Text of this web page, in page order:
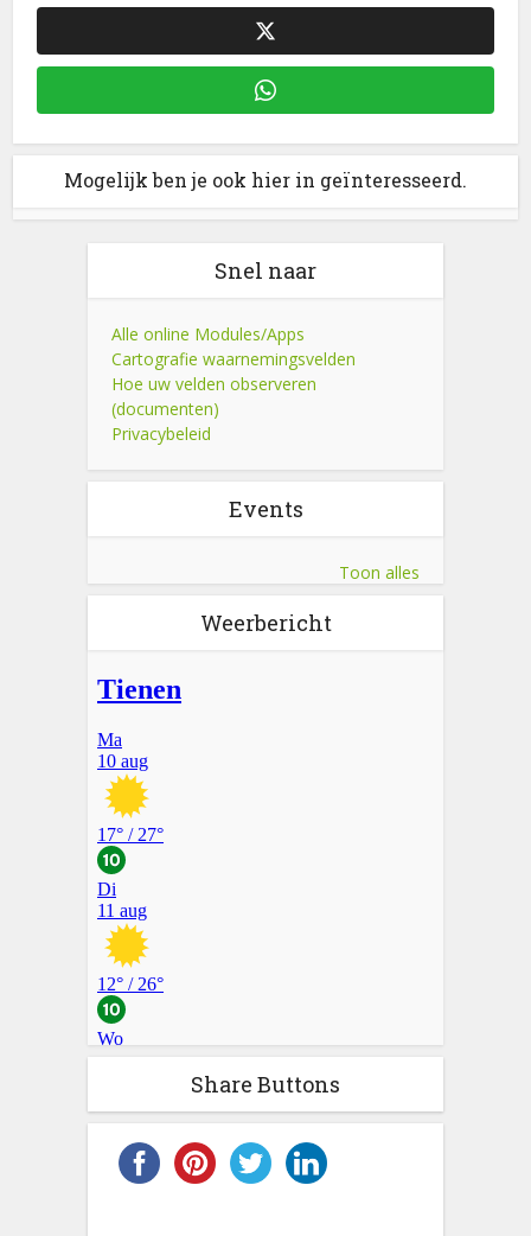
Mogelijk ben je ook hier in geïnteresseerd.
Snel naar
Alle online Modules/Apps
Cartografie waarnemingsvelden
Hoe uw velden observeren
(documenten)
Privacybeleid
Events
Toon alles
Weerbericht
Share Buttons